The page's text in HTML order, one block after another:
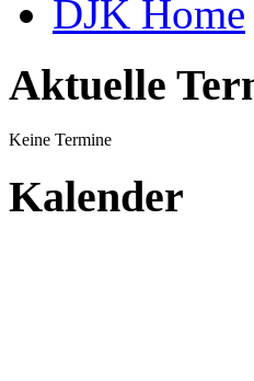
DJK Home
Aktuelle
Keine Termine
Kalender